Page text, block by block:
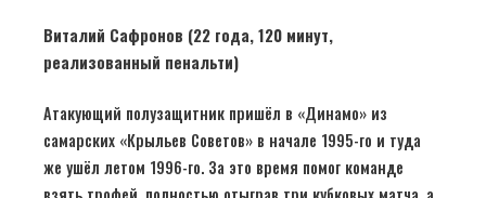
Виталий Сафронов (22 года, 120 минут,
реализованный пенальти)
Атакующий полузащитник пришёл в «Динамо» из
самарских «Крыльев Советов» в начале 1995-го и туда
же ушёл летом 1996-го. За это время помог команде